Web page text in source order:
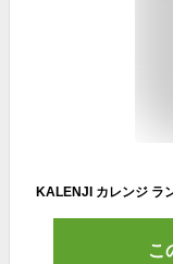
こ